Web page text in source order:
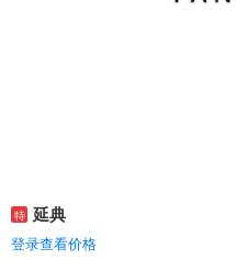
特 延典
登录查看价格